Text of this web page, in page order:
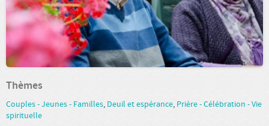
Thèmes
Couples - Jeunes - Familles, Deuil et espérance, Prière - Célébration - Vie
spirituelle